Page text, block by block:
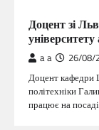
Доцент зі
a a 26/08/
Доцент кафедри
політехніки
працює на